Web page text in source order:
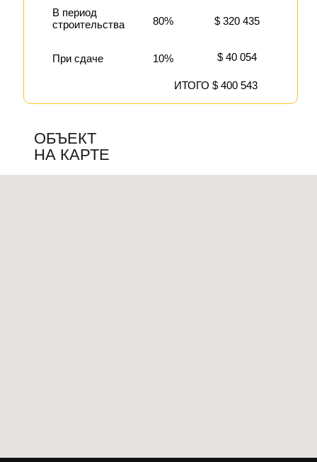
В период
строительства
При сдаче 10%
80%
$ 40 054
$ 320 435
ИТОГО $ 400 543
ОБЪЕКТ
НА КАРТЕ